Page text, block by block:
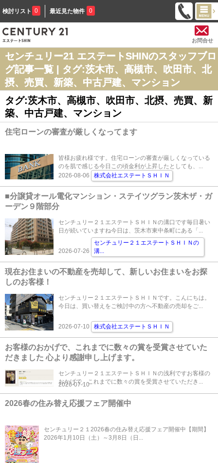
検討リスト 0 最近見た物件 0
お問合せ
センチュリー21 エステートSHINのスタッフブロ
グ記事一覧 | タグ:茨木市、高槻市、吹田市、北
摂、売買、新築、中古戸建、マンション
タグ:茨木市、高槻市、吹田市、北摂、売買、新
築、中古戸建、マンション
住宅ローンの審査が厳しくなってます
皆様お疲れ様です。住宅ローンの審査が厳しくなっている
のを肌で感じる今日この頃金利が上昇したとしても、...
2026-08-06
株式会社エステートＳＨＩＮ
■分譲貸オール電化マンション・ステイツグラン茨木ザ・ガ
ーデン９階部分
センチュリー２１エステートＳＨＩＮの溝口です毎日暑い
日が続いていますね今日は、茨木市東中条町にある「...
2026-07-26
センチュリー２１エステートＳＨＩＮの
溝...
現在お住まいの不動産を売却して、新しいお住まいをお探
しのお客様！
センチュリー２１エステートＳＨＩＮです。こんにちは。
今日は、買い替えをご検討中の方へ不動産の売却をご...
2026-07-10 株式会社エステートＳＨＩＮ
お客様のおかげで、これまでに数々の賞を受賞させていた
だきました 心より感謝申し上げます。
センチュリー２１エステートＳＨＩＮの浅利ですお客様の
おかげで、これまでに数々の賞を受賞させていただき...
2026-07-10
2026春の住み替え応援フェア開催中
センチュリー２１2026春の住み替え応援フェア開催中【期間】
2026年1月10日（土）～3月8日（日...